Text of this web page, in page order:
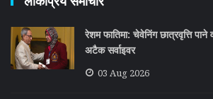
रेशम फातिमा: चेवेनिंग छात्रवृत्ति
अटैक सर्वाइवर
03 Aug 2026